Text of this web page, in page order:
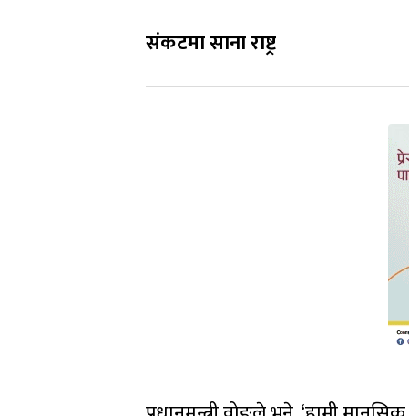
संकटमा साना राष्ट्र